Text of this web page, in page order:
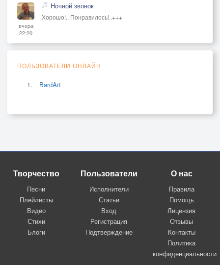
вчера
22:20
Ночной звонок
Хорошо!.. Понравилось!..+++
ПОЛЬЗОВАТЕЛИ ОНЛАЙН
BardArt
Творчество
Песни
Плейлисты
Видео
Стихи
Блоги
Пользователи
Исполнители
Статьи
Вход
Регистрация
Подтверждение
О нас
Правила
Помощь
Лицензия
Отзывы
Контакты
Политика
конфиденциальности